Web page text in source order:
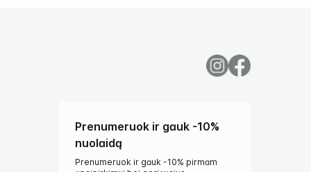
Prenumeruok ir gauk -10%
nuolaidą
Prenumeruok ir gauk -10% pirmam